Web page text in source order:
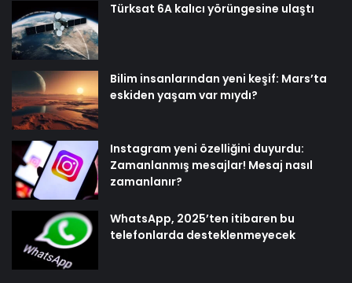
Türksat 6A kalıcı yörüngesine ulaştı
Bilim insanlarından yeni keşif: Mars’ta
eskiden yaşam var mıydı?
Instagram yeni özelliğini duyurdu:
Zamanlanmış mesajlar! Mesaj nasıl
zamanlanır?
WhatsApp, 2025’ten itibaren bu
telefonlarda desteklenmeyecek